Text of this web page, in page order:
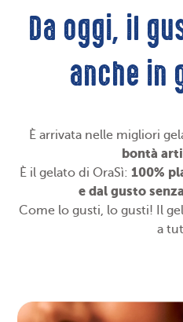
Da oggi, il
anche in
È arrivata nelle migliori
bontà
È il gelato di OraSì: 100%
e dal gusto
Come lo gusti, lo gusti! Il
a